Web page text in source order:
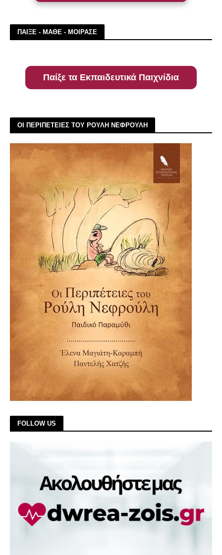
ΠΑΙΞΕ - ΜΑΘΕ - ΜΟΙΡΑΣΕ
Παίξε τα Εκπαιδευτικά Παιχνίδια
ΟΙ ΠΕΡΙΠΕΤΕΙΕΣ ΤΟΥ ΡΟΥΛΗ ΝΕΦΡΟΥΛΗ
FOLLOW US